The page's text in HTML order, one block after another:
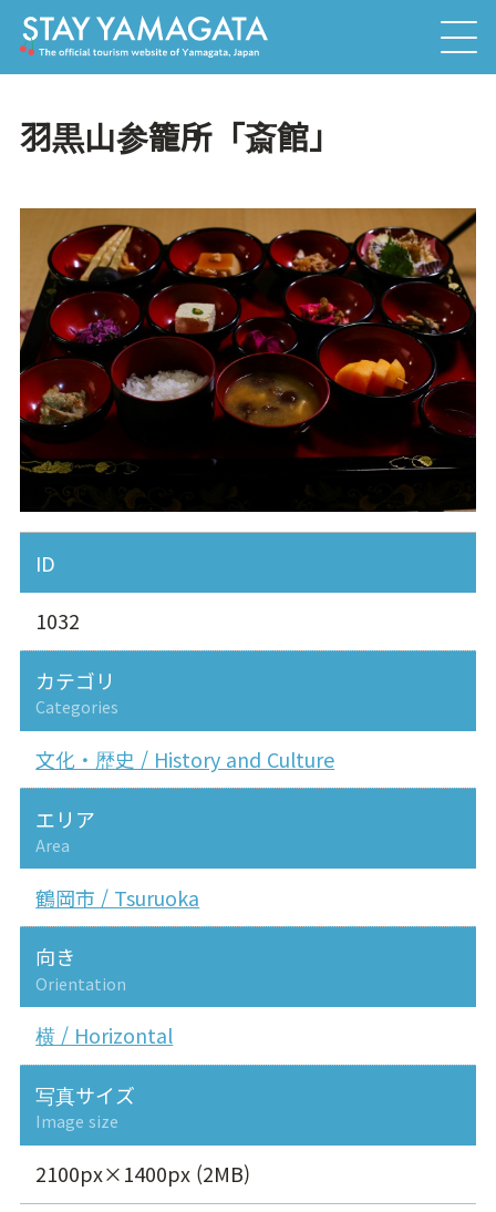
羽黒山参籠所「斎館」
ID
1032
カテゴリ
Categories
文化・歴史 / History and Culture
エリア
Area
鶴岡市 / Tsuruoka
向き
Orientation
横 / Horizontal
写真サイズ
Image size
2100px×1400px (2MB)